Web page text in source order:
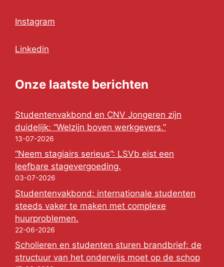
Instagram
Linkedin
Onze laatste berichten
Studentenvakbond en CNV Jongeren zijn
duidelijk: “Welzijn boven werkgevers.”
13-07-2026
“Neem stagiairs serieus”: LSVb eist een
leefbare stagevergoeding.
03-07-2026
Studentenvakbond: internationale studenten
steeds vaker te maken met complexe
huurproblemen.
22-06-2026
Scholieren en studenten sturen brandbrief: de
structuur van het onderwijs moet op de schop